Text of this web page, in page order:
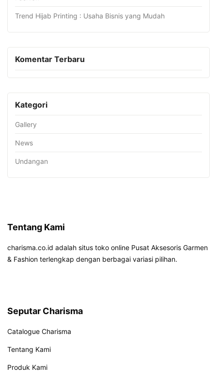
Trend Hijab Printing : Usaha Bisnis yang Mudah
Komentar Terbaru
Kategori
Gallery
News
Undangan
Tentang Kami
charisma.co.id adalah situs toko online Pusat Aksesoris Garmen
& Fashion terlengkap dengan berbagai variasi pilihan.
Seputar Charisma
Catalogue Charisma
Tentang Kami
Produk Kami